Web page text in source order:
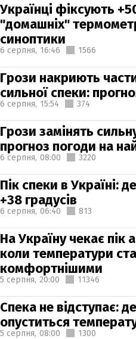
Українці фіксують
"домашніх"
синоптики
6 серпня, 16:46 1566
Грози накриють
сильної спеки:
6 серпня, 15:54 374
Грози замінять
прогноз погоди на
6 серпня, 08:00 3220
Пік спеки в Україні:
+38 градусів
6 серпня, 06:40 813
На Україну чекає пік
коли температури
комфортнішими
5 серпня, 20:00 11346
Спека не відступає:
опуститься
5 серпня, 08:00 1300